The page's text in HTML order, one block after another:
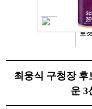
최웅식 구청장
운 3